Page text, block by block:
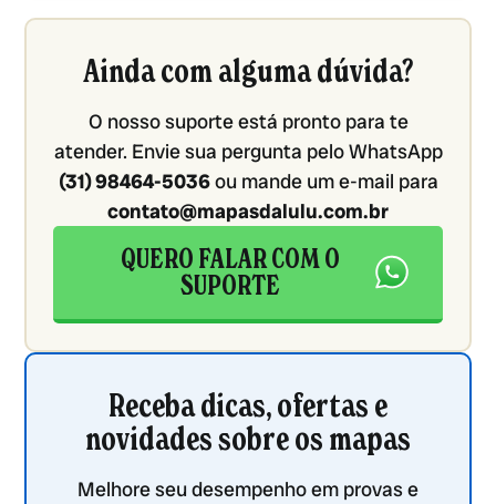
Ainda com alguma dúvida?
O nosso suporte está pronto para te
atender. Envie sua pergunta pelo WhatsApp
(31) 98464-5036ou mande um e-mail para
contato@mapasdalulu.com.br
QUERO FALAR COM O
SUPORTE
Receba dicas, ofertas e
novidades sobre os mapas
Melhore seu desempenho em provas e